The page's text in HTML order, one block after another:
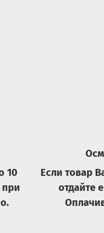
10
Если товар
отдайте